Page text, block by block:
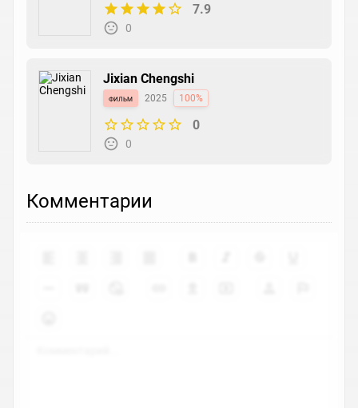
7.9
0
Jixian Chengshi
фильм 2025 100%
0
0
Комментарии